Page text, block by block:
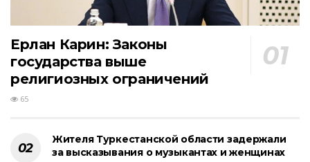
Ерлан Карин: Законы
государства выше
религиозных ограничений
65
Жителя Туркестанской области задержали
за высказывания о музыкантах и женщинах